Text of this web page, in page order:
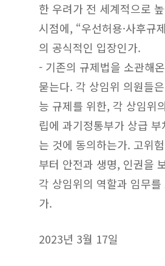
한 우려가 전 세계적으로
시점에, “우선허용·사후규
의 공식적인 입장인가.
- 기존의 규제법을 소관해
묻는다. 각 상임위 의원들
능 규제를 위한, 각 상임위
립에 과기정통부가 상급
는 것에 동의하는가. 고위
부터 안전과 생명, 인권을
각 상임위의 역할과 임무
가.
2023년 3월 17일